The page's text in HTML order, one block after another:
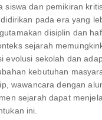
siswa dan pemikiran
pada era yang
disiplin dan
sejarah
evolusi sekolah dan
kebutuhan
wawancara dengan
sejarah dapat
ini.